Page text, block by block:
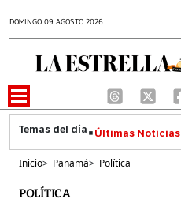
DOMINGO 09 AGOSTO 2026
Últimas Noticias
Inicio> Panamá> Política
POLÍTICA